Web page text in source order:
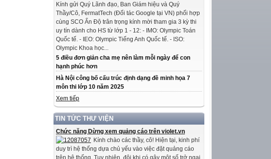
Kính gửi Quý Lãnh đạo, Ban Giám hiệu và Quý
Thầy/Cô, FermatTech (Đối tác Google tại VN) phối hợp
cùng SCO Ấn Độ trân trọng kính mời tham gia 3 kỳ thi
uy tín dành cho HS từ lớp 1 - 12: - IMO: Olympic Toán
Quốc tế. - IEO: Olympic Tiếng Anh Quốc tế. - ISO:
Olympic Khoa học...
5 điều đơn giản cha mẹ nên làm mỗi ngày để con
hạnh phúc hơn
Hà Nội công bố cấu trúc định dạng đề minh họa 7
môn thi lớp 10 năm 2025
Xem tiếp
TIN TỨC THƯ VIỆN
Chức năng Dừng xem quảng cáo trên violet.vn
Kính chào các thầy, cô! Hiện tại, kinh phí
duy trì hệ thống dựa chủ yếu vào việc đặt quảng cáo
trên hệ thống. Tuy nhiên, đôi khi có gây một số trở ngại